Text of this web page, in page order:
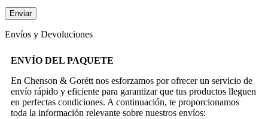
Envíos y Devoluciones
ENVÍO DEL PAQUETE
En Chenson & Gorétt nos esforzamos por ofrecer un servicio de
envío rápido y eficiente para garantizar que tus productos lleguen
en perfectas condiciones. A continuación, te proporcionamos
toda la información relevante sobre nuestros envíos: